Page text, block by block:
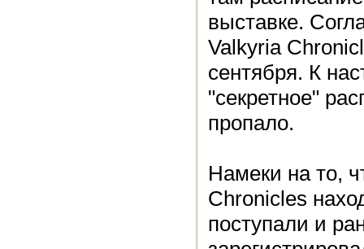
выставке.
Valkyria
сентября. К
"секретное"
пропало.
Намеки на то,
Chronicles
поступали и